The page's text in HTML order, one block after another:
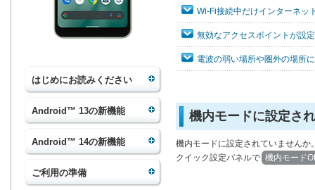
はじめにお読みください
Android™ 13の新機能
Android™ 14の新機能
ご利用の準備
Wi-Fi接続中だけインターネッ
無効なアクセスポイントが設
電波の弱い場所や圏外の場所
機内モードに設定さ
機内モードに設定されていませんか
クイック設定パネルで 機内モード